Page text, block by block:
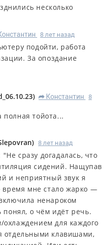
несколько
8 лет назад
подойти, работа
За опоздание
) R Константин
8
полная тойота...
) 8 лет назад
сразу догадалась, что
сидений. Нащупав
и неприятный звук я
время мне стало жарко —
ненароком
понял, о чём идёт речь.
для каждого
отдельными клавишами,